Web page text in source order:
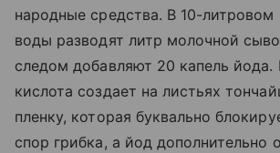
народные средства. В 10-литровом
воды разводят литр молочной
следом добавляют 20 капель йода.
кислота создает на листьях
пленку, которая буквально
спор грибка, а йод дополнительно